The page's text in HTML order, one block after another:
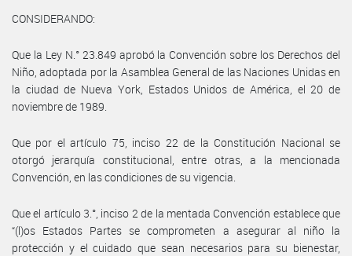
CONSIDERANDO:
Que la Ley N.° 23.849 aprobó la Convención sobre los Derechos del
Niño, adoptada por la Asamblea General de las Naciones Unidas en
la ciudad de Nueva York, Estados Unidos de América, el 20 de
noviembre de 1989.
Que por el artículo 75, inciso 22 de la Constitución Nacional se
otorgó jerarquía constitucional, entre otras, a la mencionada
Convención, en las condiciones de su vigencia.
Que el artículo 3.°, inciso 2 de la mentada Convención establece que
“(l)os Estados Partes se comprometen a asegurar al niño la
protección y el cuidado que sean necesarios para su bienestar,